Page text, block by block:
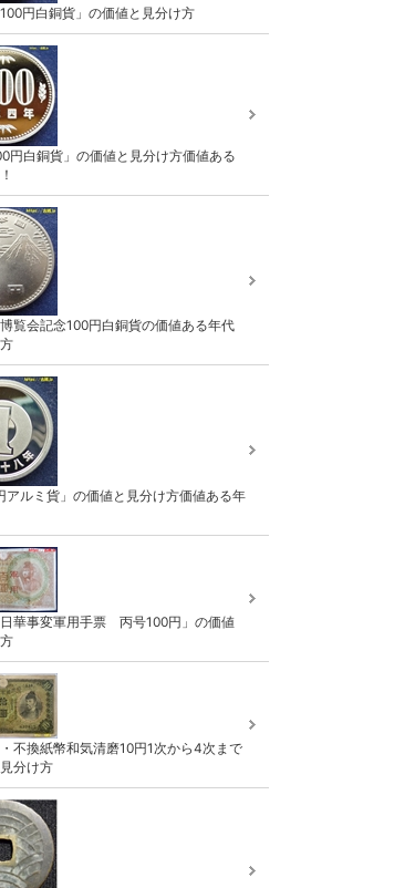
円白銅貨」の価値と見分け方
円白銅貨」の価値と見分け方価値ある
覧会記念100円白銅貨の価値ある年代
アルミ貨」の価値と見分け方価値ある年
華事変軍用手票 丙号100円」の価値
不換紙幣和気清磨10円1次から4次まで
分け方